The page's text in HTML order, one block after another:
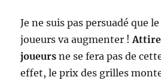
Je ne suis pas persuadé que
joueurs va augmenter !
joueurs ne se fera pas de
effet, le prix des grilles